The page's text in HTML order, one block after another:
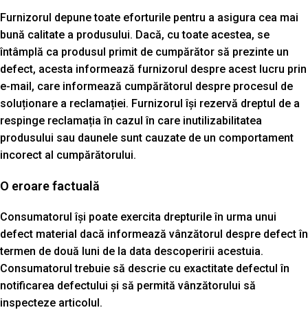
Furnizorul depune toate eforturile pentru a asigura cea mai
bună calitate a produsului. Dacă, cu toate acestea, se
întâmplă ca produsul primit de cumpărător să prezinte un
defect, acesta informează furnizorul despre acest lucru prin
e-mail, care informează cumpărătorul despre procesul de
soluționare a reclamației. Furnizorul își rezervă dreptul de a
respinge reclamația în cazul în care inutilizabilitatea
produsului sau daunele sunt cauzate de un comportament
incorect al cumpărătorului.
O eroare factuală
Consumatorul își poate exercita drepturile în urma unui
defect material dacă informează vânzătorul despre defect în
termen de două luni de la data descoperirii acestuia.
Consumatorul trebuie să descrie cu exactitate defectul în
notificarea defectului și să permită vânzătorului să
inspecteze articolul.